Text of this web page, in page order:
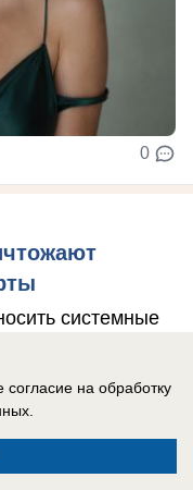
0
системные
на обработку